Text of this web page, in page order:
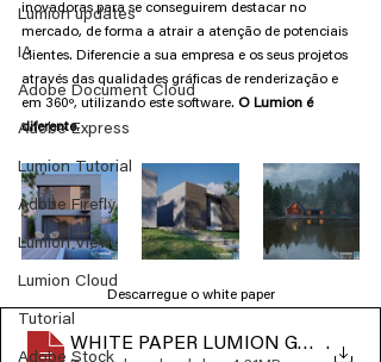
Lumion updates
IA
Adobe Document Cloud
Adobe Express
Lumion Tutorial
Adobe Firefly
Lumion View
Lumion Cloud
Tutorial
Adobe Stock
inovadoras para se conseguirem destacar no
mercado, de forma a atrair a atenção de potenciais
clientes. Diferencie a sua empresa e os seus projetos
através das qualidades gráficas de renderização e
em 360º, utilizando este software. O Lumion é
diferente.
Descarregue o white paper
WHITE PAPER LUMION .